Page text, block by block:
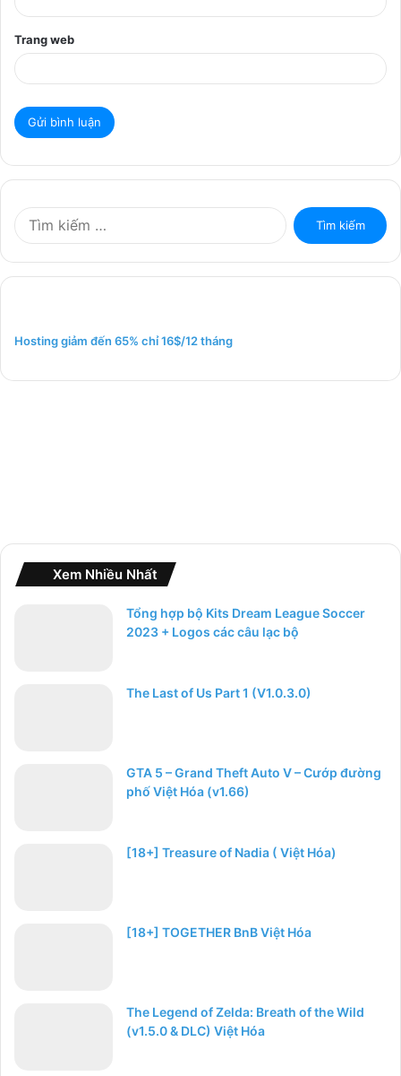
Trang web
o
Hosting giảm đến 65% chỉ 16$/12 tháng
Xem Nhiều Nhất
Tổng hợp bộ Kits Dream League Soccer
2023 + Logos các câu lạc bộ
The Last of Us Part 1 (V1.0.3.0)
GTA 5 – Grand Theft Auto V – Cướp đường
phố Việt Hóa (v1.66)
[18+] Treasure of Nadia ( Việt Hóa)
[18+] TOGETHER BnB Việt Hóa
The Legend of Zelda: Breath of the Wild
(v1.5.0 & DLC) Việt Hóa